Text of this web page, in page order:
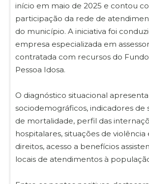
início em maio de 2025 e contou
participação da rede de
do município. A iniciativa foi
empresa especializada em
contratada com recursos do
Pessoa Idosa.
O diagnóstico situacional
sociodemográficos, indicadores de
de mortalidade, perfil das
hospitalares, situações de violência
direitos, acesso a benefícios
locais de atendimentos à